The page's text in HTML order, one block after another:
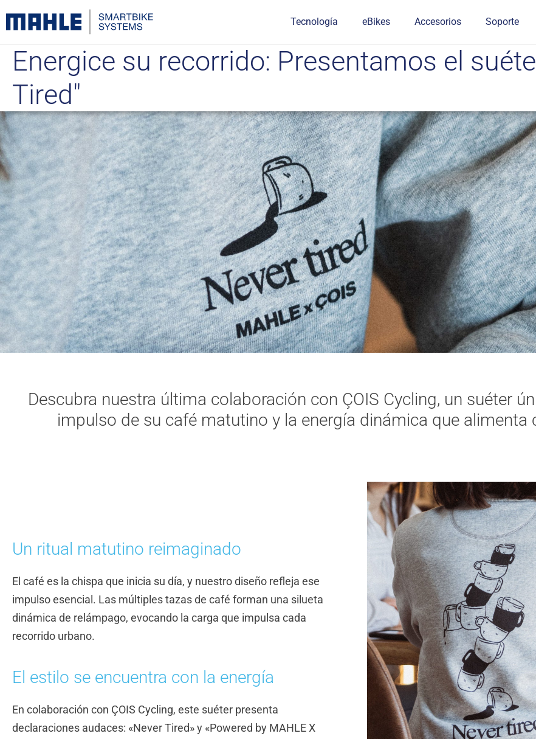
Tecnología eBikes Accesorios Soporte
Energice su recorrido: Presentamos el
Tired"
Descubra nuestra última colaboración con ÇOIS Cycling, un suéter
impulso de su café matutino y la energía dinámica que alimenta
Un ritual matutino reimaginado
El café es la chispa que inicia su día, y nuestro diseño refleja ese
impulso esencial. Las múltiples tazas de café forman una silueta
dinámica de relámpago, evocando la carga que impulsa cada
recorrido urbano.
El estilo se encuentra con la energía
En colaboración con ÇOIS Cycling, este suéter presenta
declaraciones audaces: «Never Tired» y «Powered by MAHLE X